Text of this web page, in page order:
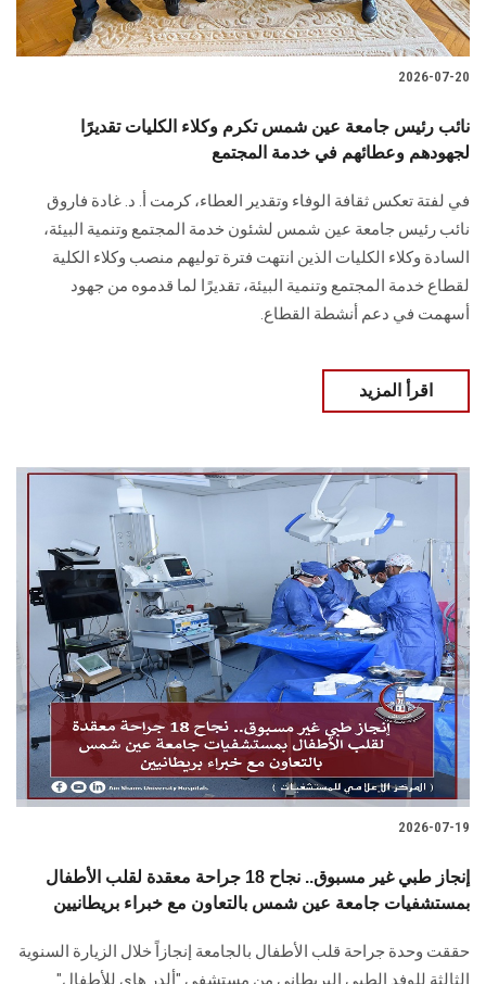
2026-07-20
نائب رئيس جامعة عين شمس تكرم وكلاء الكليات تقديرًا
لجهودهم وعطائهم في خدمة المجتمع
في لفتة تعكس ثقافة الوفاء وتقدير العطاء، كرمت أ. د. غادة فاروق
نائب رئيس جامعة عين شمس لشئون خدمة المجتمع وتنمية البيئة،
السادة وكلاء الكليات الذين انتهت فترة توليهم منصب وكلاء الكلية
لقطاع خدمة المجتمع وتنمية البيئة، تقديرًا لما قدموه من جهود
أسهمت في دعم أنشطة القطاع.
اقرأ المزيد
2026-07-19
إنجاز طبي غير مسبوق.. نجاح 18 جراحة معقدة لقلب الأطفال
بمستشفيات جامعة عين شمس بالتعاون مع خبراء بريطانيين
حققت وحدة جراحة قلب الأطفال بالجامعة إنجازاً خلال الزيارة السنوية
الثالثة للوفد الطبي البريطاني من مستشفى "ألدر هاي للأطفال"